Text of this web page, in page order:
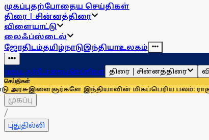
முகப்புதற்போதைய செய்திகள்
திரை | சின்னத்திரை
விளையாட்டு
லைஃப்ஸ்டைல்
ஜோதிடம்தமிழ்நாடுஇந்தியாஉலகம்
முகப்புதற்போதைய செய்திகள் திரை | சின்னத்திரை
செய்திகள்
இந்தியாவின் மிகப்பெரிய பலம்: ராகுல் காந்தி
முகப்பு
/
புதுதில்லி